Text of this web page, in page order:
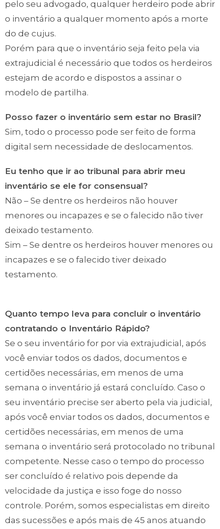
pelo seu advogado, qualquer herdeiro pode abrir
o inventário a qualquer momento após a morte
do de cujus.
Porém para que o inventário seja feito pela via
extrajudicial é necessário que todos os herdeiros
estejam de acordo e dispostos a assinar o
modelo de partilha.
Posso fazer o inventário sem estar no Brasil?
Sim, todo o processo pode ser feito de forma
digital sem necessidade de deslocamentos.
Eu tenho que ir ao tribunal para abrir meu
inventário se ele for consensual?
Não – Se dentre os herdeiros não houver
menores ou incapazes e se o falecido não tiver
deixado testamento.
Sim – Se dentre os herdeiros houver menores ou
incapazes e se o falecido tiver deixado
testamento.
Quanto tempo leva para concluir o inventário
contratando o Inventário Rápido?
Se o seu inventário for por via extrajudicial, após
você enviar todos os dados, documentos e
certidões necessárias, em menos de uma
semana o inventário já estará concluído. Caso o
seu inventário precise ser aberto pela via judicial,
após você enviar todos os dados, documentos e
certidões necessárias, em menos de uma
semana o inventário será protocolado no tribunal
competente. Nesse caso o tempo do processo
ser concluído é relativo pois depende da
velocidade da justiça e isso foge do nosso
controle. Porém, somos especialistas em direito
das sucessões e após mais de 45 anos atuando